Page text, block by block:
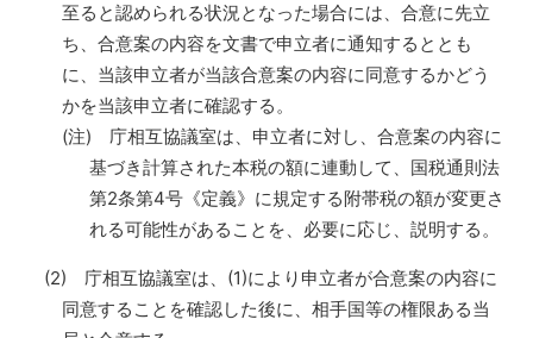
至ると認められる状況となった場合には、合意に先立
ち、合意案の内容を文書で申立者に通知するととも
に、当該申立者が当該合意案の内容に同意するかどう
かを当該申立者に確認する。
(注) 庁相互協議室は、申立者に対し、合意案の内容に
基づき計算された本税の額に連動して、国税通則法
第2条第4号《定義》に規定する附帯税の額が変更さ
れる可能性があることを、必要に応じ、説明する。
(2) 庁相互協議室は、(1)により申立者が合意案の内容に
同意することを確認した後に、相手国等の権限ある当